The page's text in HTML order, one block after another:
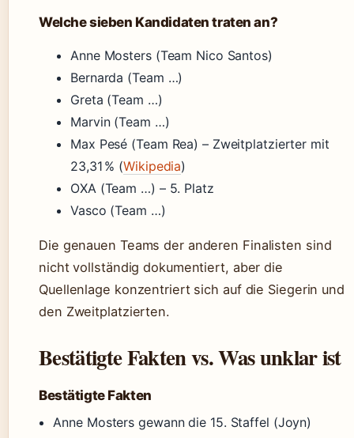
Welche sieben Kandidaten traten an?
Anne Mosters (Team Nico Santos)
Bernarda (Team …)
Greta (Team …)
Marvin (Team …)
Max Pesé (Team Rea) – Zweitplatzierter mit
23,31 % (Wikipedia)
OXA (Team …) – 5. Platz
Vasco (Team …)
Die genauen Teams der anderen Finalisten sind
nicht vollständig dokumentiert, aber die
Quellenlage konzentriert sich auf die Siegerin und
den Zweitplatzierten.
Bestätigte Fakten vs. Was unklar ist
Bestätigte Fakten
Anne Mosters gewann die 15. Staffel (Joyn)